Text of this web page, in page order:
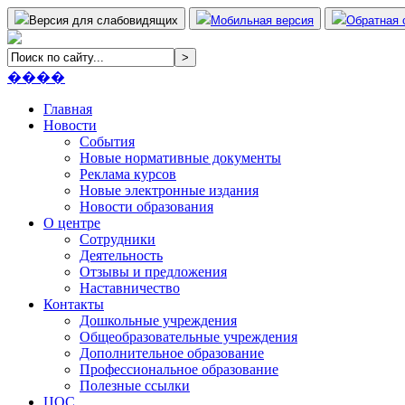
Версия для слабовидящих Мобильная версия Обратная
����
Главная
Новости
События
Новые нормативные документы
Реклама курсов
Новые электронные издания
Новости образования
О центре
Сотрудники
Деятельность
Отзывы и предложения
Наставничество
Контакты
Дошкольные учреждения
Общеобразовательные учреждения
Дополнительное образование
Профессиональное образование
Полезные ссылки
ЦОС